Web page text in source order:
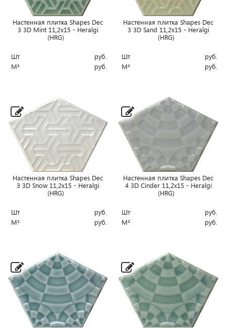
Настенная плитка Shapes Dec
3 3D Mint 11,2x15 - Heralgi
(HRG)
Шт
руб.
М²
руб.
Настенная плитка Shapes Dec
3 3D Sand 11,2x15 - Heralgi
(HRG)
Шт
руб.
М²
руб.
Настенная плитка Shapes Dec
3 3D Snow 11,2x15 - Heralgi
(HRG)
Шт
руб.
М²
руб.
Настенная плитка Shapes Dec
4 3D Cinder 11,2x15 - Heralgi
(HRG)
Шт
руб.
М²
руб.